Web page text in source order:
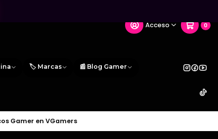
Acceso 0
🏷️ Marcas 📰 Blog Gamer
Gamer en VGamers